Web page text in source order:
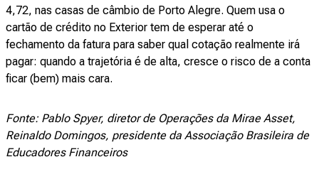
4,72, nas casas de câmbio de Porto Alegre. Quem usa o
cartão de crédito no Exterior tem de esperar até o
fechamento da fatura para saber qual cotação realmente irá
pagar: quando a trajetória é de alta, cresce o risco de a conta
ficar (bem) mais cara.
Fonte: Pablo Spyer, diretor de Operações da Mirae Asset,
Reinaldo Domingos, presidente da Associação Brasileira de
Educadores Financeiros